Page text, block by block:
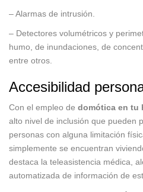
– Alarmas de intrusión.
– Detectores volumétricos y
humo, de inundaciones, de
entre otros.
Accesibilidad
Con el empleo de domótica en tu
alto nivel de inclusión que pueden
personas con alguna limitación
simplemente se encuentran
destaca la teleasistencia médica,
automatizada de información de